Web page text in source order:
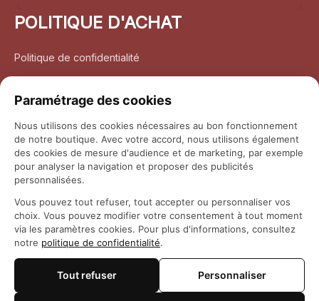
POLITIQUE D'ACHAT
Politique de confidentialité
Politique de retour et remboursement
Coordonnées
Questions fréquemment posées
© 2026 Maison Otaku
Paramétrage des cookies
Nous utilisons des cookies nécessaires au bon fonctionnement
de notre boutique. Avec votre accord, nous utilisons également
des cookies de mesure d'audience et de marketing, par exemple
pour analyser la navigation et proposer des publicités
personnalisées.
Vous pouvez tout refuser, tout accepter ou personnaliser vos
choix. Vous pouvez modifier votre consentement à tout moment
via les paramètres cookies. Pour plus d'informations, consultez
notre politique de confidentialité.
Tout refuser Personnaliser